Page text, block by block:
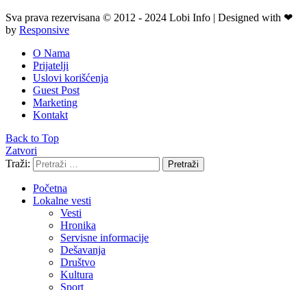
Sva prava rezervisana © 2012 - 2024 Lobi Info | Designed with ❤
by Responsive
O Nama
Prijatelji
Uslovi korišćenja
Guest Post
Marketing
Kontakt
Back to Top
Zatvori
Traži:
Pretraži
Početna
Lokalne vesti
Vesti
Hronika
Servisne informacije
Dešavanja
Društvo
Kultura
Sport